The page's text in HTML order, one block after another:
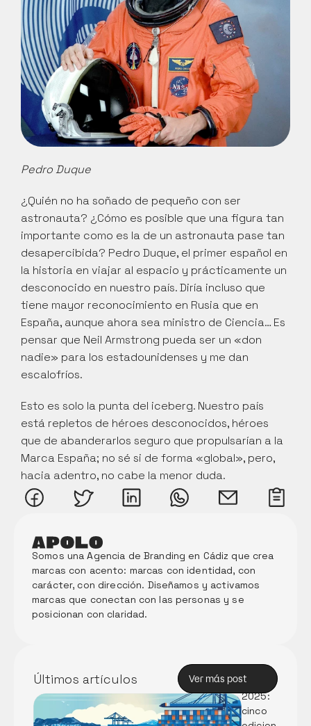
Somos una Agencia de Branding en Cádiz que crea
marcas con acento: marcas con identidad, con
carácter, con dirección. Diseñamos y activamos
marcas que conectan con las personas y se
posicionan con claridad.
Pedro Duque
¿Quién no ha soñado de pequeño con ser
astronauta? ¿Cómo es posible que una figura tan
importante como es la de un astronauta pase tan
desapercibida? Pedro Duque, el primer español en
la historia en viajar al espacio y prácticamente un
desconocido en nuestro país. Diría incluso que
tiene mayor reconocimiento en Rusia que en
España, aunque ahora sea ministro de Ciencia… Es
pensar que Neil Armstrong pueda ser un «don
nadie» para los estadounidenses y me dan
escalofríos.
Esto es solo la punta del iceberg. Nuestro país
está repletos de héroes desconocidos, héroes
que de abanderarlos seguro que propulsarían a la
Marca España; no sé si de forma «global», pero,
hacia adentro, no cabe la menor duda.
Últimos artículos
Ver más post
Ver más post
Innova
ción
2025:
cinco
Partici